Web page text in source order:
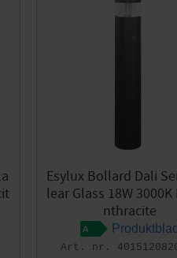
Esylux Bollard Dali
lear Glass 18W 3000K
nthracite
Produktblad